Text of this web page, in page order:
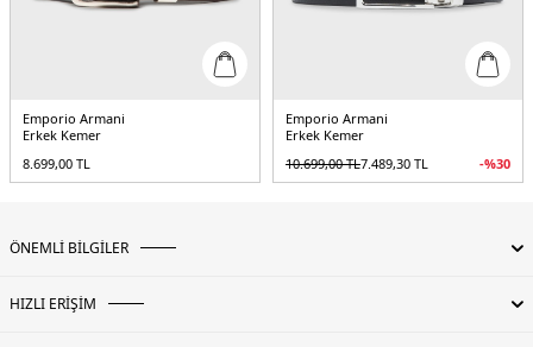
Emporio Armani
Erkek Kemer
8.699,00 TL
Emporio Armani
Erkek Kemer
10.699,00TL7.489,30 TL -%30
ÖNEMLİ BİLGİLER
HIZLI ERİŞİM